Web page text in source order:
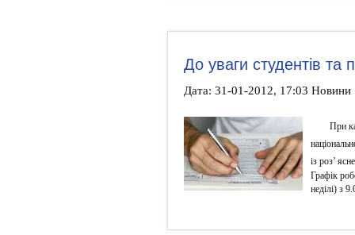
До уваги студентів та
Дата: 31-01-2012, 17:03 Новини
При
із роз’
Графік
неділі) з